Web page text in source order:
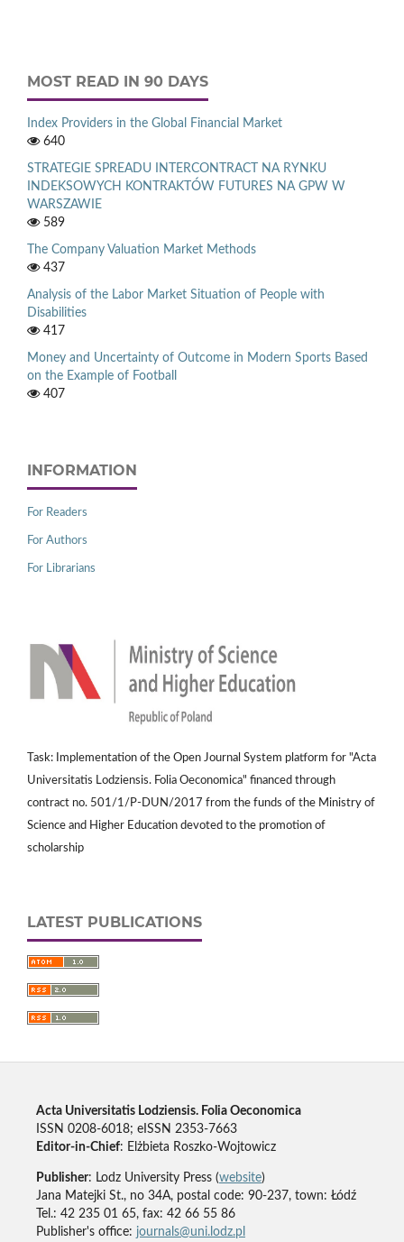
MOST READ IN 90 DAYS
Index Providers in the Global Financial Market
640
STRATEGIE SPREADU INTERCONTRACT NA RYNKU
INDEKSOWYCH KONTRAKTÓW FUTURES NA GPW W
WARSZAWIE
589
The Company Valuation Market Methods
437
Analysis of the Labor Market Situation of People with
Disabilities
417
Money and Uncertainty of Outcome in Modern Sports Based
on the Example of Football
407
INFORMATION
For Readers
For Authors
For Librarians
Task: Implementation of the Open Journal System platform for "Acta
Universitatis Lodziensis. Folia Oeconomica" financed through
contract no. 501/1/P-DUN/2017 from the funds of the Ministry of
Science and Higher Education devoted to the promotion of
scholarship
LATEST PUBLICATIONS
Acta Universitatis Lodziensis. Folia Oeconomica
ISSN 0208-6018; eISSN 2353-7663
Editor-in-Chief: Elżbieta Roszko-Wojtowicz
Publisher: Lodz University Press (website)
Jana Matejki St., no 34A, postal code: 90-237, town: Łódź
Tel.: 42 235 01 65, fax: 42 66 55 86
Publisher's office: journals@uni.lodz.pl